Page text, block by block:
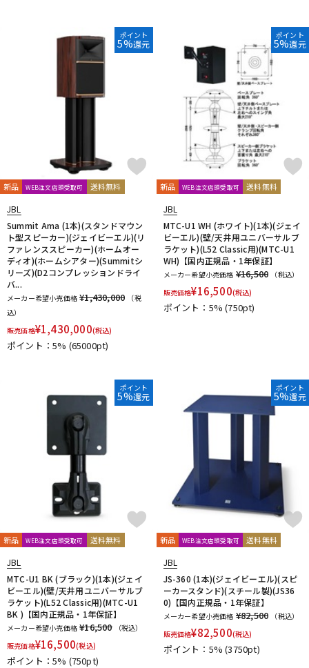
ポイント
5%還元
新品 WEB注文店頭受取可 送料無料
JBL
Summit Ama (1本)(スタンドマウン
ト型スピーカー)(ジェイビーエル)(リ
ファレンススピーカー)(ホームオー
ディオ)(ホームシアター)(Summitシ
リーズ)(D2コンプレッションドライ
バ...
メーカー希望小売価格 ¥1,430,000
（税
込）
販売価格¥1,430,000(税込)
ポイント：5% (65000pt)
ポイント
5%還元
新品 WEB注文店頭受取可 送料無料
JBL
MTC-U1 WH (ホワイト)(1本)(ジェイ
ビーエル)(壁/天井用ユニバーサルブ
ラケット)(L52 Classic用)(MTC-U1
WH)【国内正規品・1年保証】
メーカー希望小売価格 ¥16,500
（税込）
販売価格¥16,500(税込)
ポイント：5%(750pt)
ポイント
5%還元
新品 WEB注文店頭受取可 送料無料
JBL
MTC-U1 BK (ブラック)(1本)(ジェイ
ビーエル)(壁/天井用ユニバーサルブ
ラケット)(L52 Classic用)(MTC-U1
BK )【国内正規品・1年保証】
メーカー希望小売価格 ¥16,500
（税込）
販売価格¥16,500(税込)
ポイント：5% (750pt)
ポイント
5%還元
新品 WEB注文店頭受取可 送料無料
JBL
JS-360 (1本)(ジェイビーエル)(スピ
ーカースタンド)(スチール製)(JS36
0)【国内正規品・1年保証】
メーカー希望小売価格 ¥82,500
（税込）
販売価格¥82,500(税込)
ポイント：5%(3750pt)